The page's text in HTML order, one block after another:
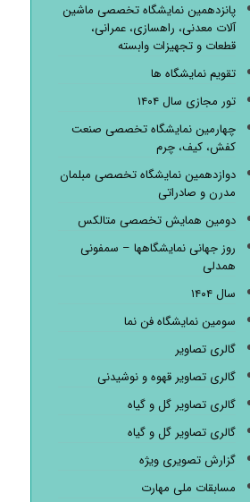
پانزدهمین نمایشگاه تخصصی ماشین
آلات معدنی، راهسازی، عمرانی،
قطعات و تجهیزات وابسته
تقویم نمایشگاه ها
تور مجازی سال ۱۴۰۴
چهارمین نمایشگاه تخصصی صنعت
کفش، کیف، چرم
دوازدهمین نمایشگاه تخصصی مبلمان
مدرن و صادراتی
دومین همایش تخصصی متالکس
روز جهانی نمایشگاهها – سمفونی
همدلی
سال ۱۴۰۴
سومین نمایشگاه فن نما
گالری تصاویر
گالری تصاویر قهوه و نوشیدنی
گالری تصاویر گل و گیاه
گالری تصاویر گل و گیاه
گزارش تصویری ویژه
مسابقات ملی مهارت